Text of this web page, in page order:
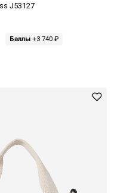
J53127
Баллы +3 740 ₽